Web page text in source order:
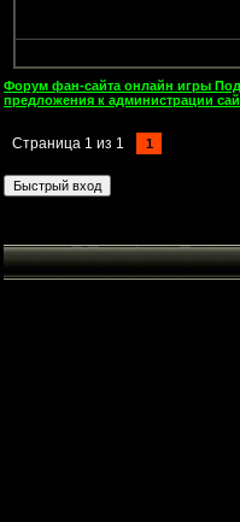
Форум фан-сайта онлайн игры
предложения к администрации
Страница 1 из 1 1